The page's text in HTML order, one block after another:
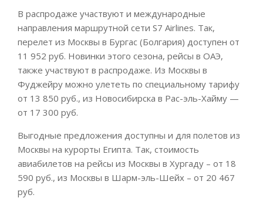
В распродаже участвуют и международные
направления маршрутной сети S7 Airlines. Так,
перелет из Москвы в Бургас (Болгария) доступен от
11 952 руб. Новинки этого сезона, рейсы в ОАЭ,
также участвуют в распродаже. Из Москвы в
Фуджейру можно улететь по специальному тарифу
от 13 850 руб., из Новосибирска в Рас-эль-Хайму —
от 17 300 руб.
Выгодные предложения доступны и для полетов из
Москвы на курорты Египта. Так, стоимость
авиабилетов на рейсы из Москвы в Хургаду – от 18
590 руб., из Москвы в Шарм-эль-Шейх – от 20 467
руб.